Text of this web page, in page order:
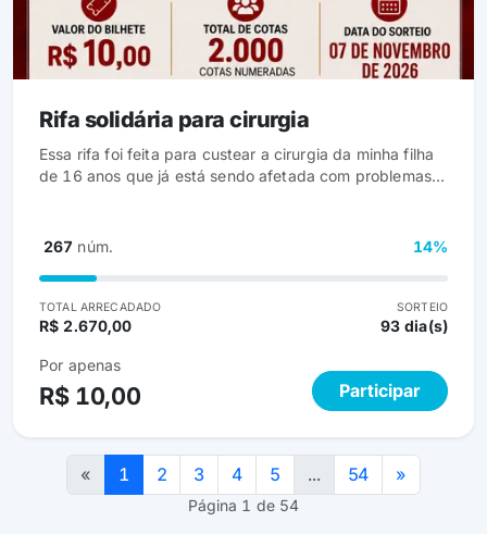
Rifa solidária para cirurgia
Essa rifa foi feita para custear a cirurgia da minha filha
de 16 anos que já está sendo afetada com problemas
267 núm. 14%
TOTAL ARRECADADO
R$ 2.670,00
SORTEIO
93 dia(s)
Por apenas
R$ 10,00 Participar
Página 1 de 54
« 1 2 3 4 5 ... 54 »